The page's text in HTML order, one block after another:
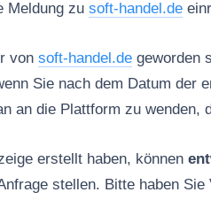
Meldung zu soft-handel.de
von soft-handel.de geworden
Sie nach dem Datum der
an die Plattform zu wenden,
erstellt haben, können
stellen. Bitte haben